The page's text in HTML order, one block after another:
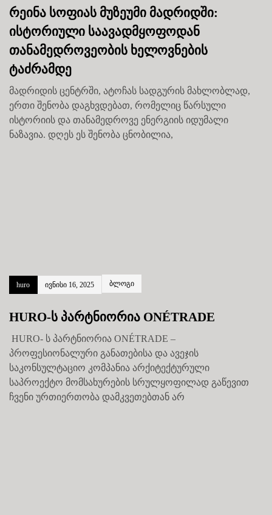
რეინა სოფიას მუზეუმი მადრიდში:
ისტორიული საავადმყოფოდან
თანამედროვეობის ხელოვნების
ტაძრამდე
მადრიდის ცენტრში, ატოჩას სადგურის მახლობლად,
ერთი შენობა დაგხვდებათ, რომელიც წარსული
ისტორიის და თანამედროვე ენერგიის იდუმალი
ნაზავია. დღეს ეს შენობა ცნობილია,
huro ივნისი 16, 2025 ბლოგი
HURO-ს პარტნიორია ONÉTRADE
HURO- ს პარტნიორია ONÉTRADE –
პროფესიონალური განათებისა და ავეჯის
საკონსულტაციო კომპანია არქიტექტურული
საპროექტო მომსახურების სრულყოფილად გაწევით
ჩვენი ურთიერთობა დამკვეთებთან არ